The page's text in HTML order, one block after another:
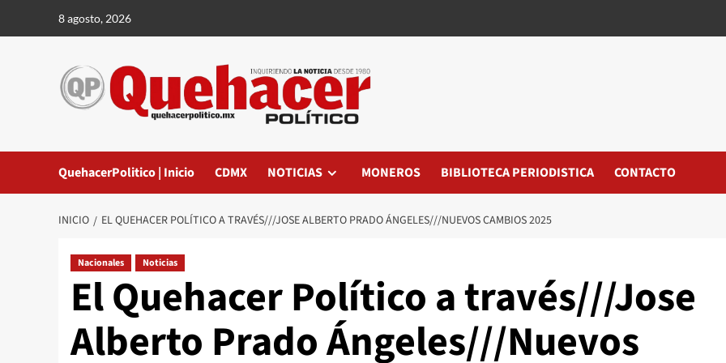
8 agosto, 2026
QuehacerPolitico | Inicio CDMX NOTICIAS MONEROS BIBLIOTECA PERIODISTICA CONTACTO
INICIO EL QUEHACER POLÍTICO A TRAVÉS///JOSE ALBERTO PRADO ÁNGELES///NUEVOS CAMBIOS 2025
Nacionales Noticias
El Quehacer Político a través///Jose
Alberto Prado Ángeles///Nuevos